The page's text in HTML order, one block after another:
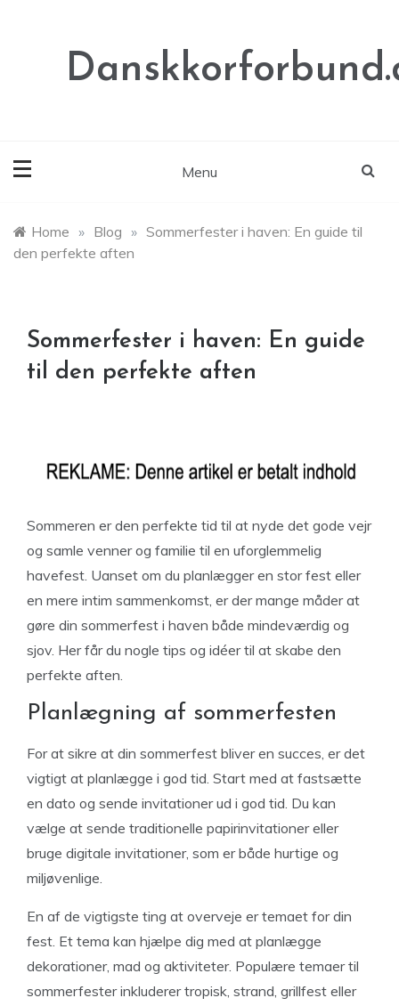
Menu
Home » Blog » Sommerfester i haven: En guide til
den perfekte aften
Sommerfester i haven: En guide
til den perfekte aften
Sommeren er den perfekte tid til at nyde det gode vejr
og samle venner og familie til en uforglemmelig
havefest. Uanset om du planlægger en stor fest eller
en mere intim sammenkomst, er der mange måder at
gøre din sommerfest i haven både mindeværdig og
sjov. Her får du nogle tips og idéer til at skabe den
perfekte aften.
Planlægning af sommerfesten
For at sikre at din sommerfest bliver en succes, er det
vigtigt at planlægge i god tid. Start med at fastsætte
en dato og sende invitationer ud i god tid. Du kan
vælge at sende traditionelle papirinvitationer eller
bruge digitale invitationer, som er både hurtige og
miljøvenlige.
En af de vigtigste ting at overveje er temaet for din
fest. Et tema kan hjælpe dig med at planlægge
dekorationer, mad og aktiviteter. Populære temaer til
sommerfester inkluderer tropisk, strand, grillfest eller